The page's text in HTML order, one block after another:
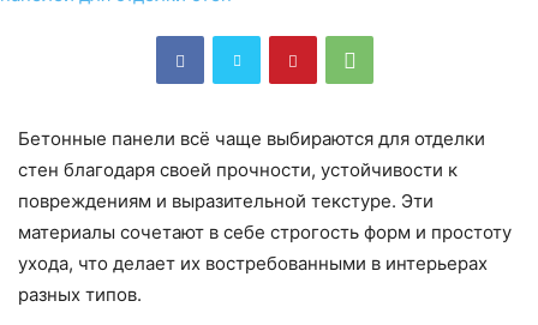
Бетонные панели всё чаще выбираются для отделки
стен благодаря своей прочности, устойчивости к
повреждениям и выразительной текстуре. Эти
материалы сочетают в себе строгость форм и простоту
ухода, что делает их востребованными в интерьерах
разных типов.